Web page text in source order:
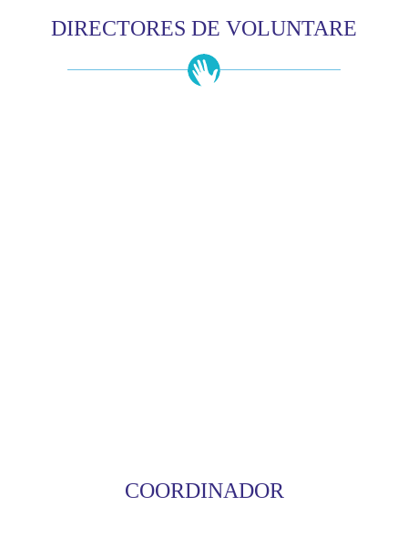
DIRECTORES DE VOLUNTARE
COORDINADOR